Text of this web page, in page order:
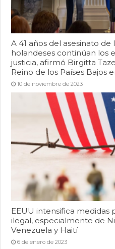
A 41 años del asesinato de
holandeses continúan los
justicia, afirmó Birgitta
Reino de los Países Bajos
10 de noviembre de 2023
EEUU intensifica medidas
ilegal, especialmente de
Venezuela y Haití
6 de enero de 2023